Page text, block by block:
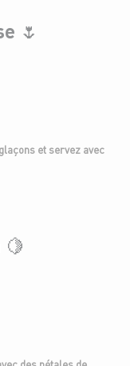
🌷
et servez avec